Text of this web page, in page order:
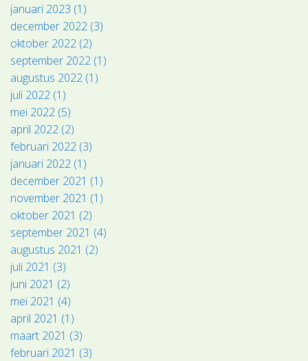
januari 2023 (1)
december 2022 (3)
oktober 2022 (2)
september 2022 (1)
augustus 2022 (1)
juli 2022 (1)
mei 2022 (5)
april 2022 (2)
februari 2022 (3)
januari 2022 (1)
december 2021 (1)
november 2021 (1)
oktober 2021 (2)
september 2021 (4)
augustus 2021 (2)
juli 2021 (3)
juni 2021 (2)
mei 2021 (4)
april 2021 (1)
maart 2021 (3)
februari 2021 (3)